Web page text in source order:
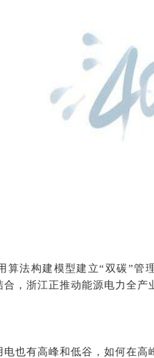
算法构建模型建立“双碳”
，浙江正推动能源电力全产
也有高峰和低谷，如何在